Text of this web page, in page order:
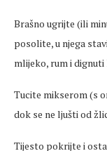
Brašno ugrijte (ili
posolite, u njega
mlijeko, rum i dignuti
Tucite mikserom (s
dok se ne ljušti od
Tijesto pokrijte i